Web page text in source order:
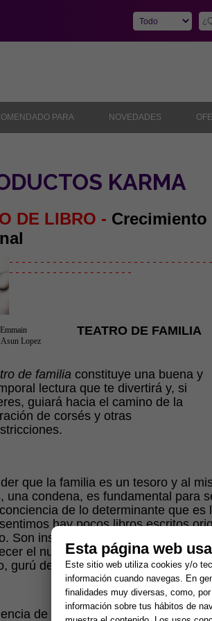
PARA NOVEDADES
KARMA
DE LIBRO - Crecimiento
- - - - - - - - - - - - - - - - - - - - - - - - - - - - - - -
- - - - - - - - - - - - - - - - - - - -
Lopez
TEATRO DE FAMILIA
de familiaconstituye una buena y
lectura que te divertirá y, si
guiará hacia el camino de la
de corsés y otras
que la familia es un tesoro y al
una condena, es fundamental para
de lo determinante que es
hay pocos libros escritos
Son insuficientes las traducciones
el nuevo libro deAlejandro
gurú de la prevención y la salud
de consultar desde la
Esta página web
Este sitio web utiliza cookies y/o
información cuando navegas. En
finalidades muy diversas, como,
información sobre tus hábitos de